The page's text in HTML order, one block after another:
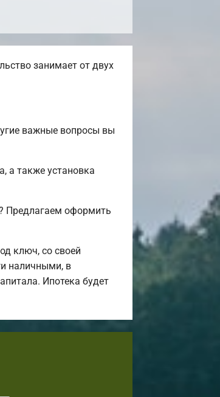
занимает от двух
важные вопросы вы
а также установка
Предлагаем оформить
ключ, со своей
наличными, в
Ипотека будет